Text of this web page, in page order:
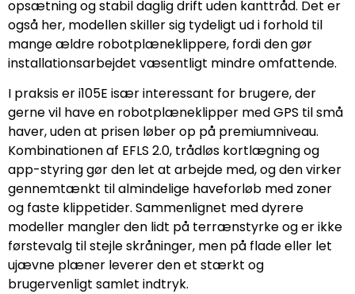
opsætning og stabil daglig drift uden kanttråd. Det er
også her, modellen skiller sig tydeligt ud i forhold til
mange ældre robotplæneklippere, fordi den gør
installationsarbejdet væsentligt mindre omfattende.
I praksis er i105E især interessant for brugere, der
gerne vil have en robotplæneklipper med GPS til små
haver, uden at prisen løber op på premiumniveau.
Kombinationen af EFLS 2.0, trådløs kortlægning og
app-styring gør den let at arbejde med, og den virker
gennemtænkt til almindelige haveforløb med zoner
og faste klippetider. Sammenlignet med dyrere
modeller mangler den lidt på terrænstyrke og er ikke
førstevalg til stejle skråninger, men på flade eller let
ujævne plæner leverer den et stærkt og
brugervenligt samlet indtryk.